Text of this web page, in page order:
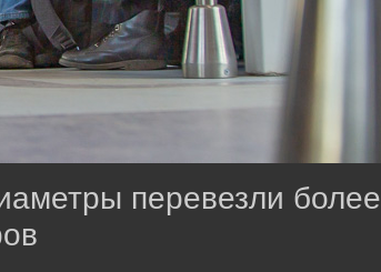
перевезли более